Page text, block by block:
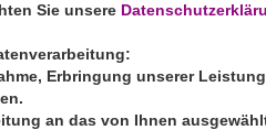
Sie unsere
Erbringung unserer
an das von Ihnen